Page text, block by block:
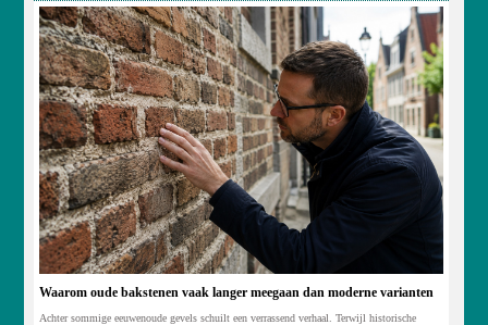
Waarom oude bakstenen vaak langer meegaan dan moderne varianten
Achter sommige eeuwenoude gevels schuilt een verrassend verhaal. Terwijl historische